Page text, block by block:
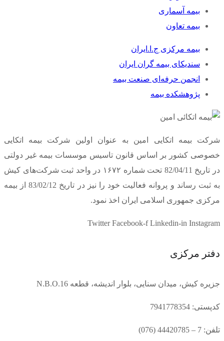
بیمه آسماری
بیمه تعاون
بیمه مرکزی ج.ا.ایران
سندیکای بیمه گران ایران
انجمن حرفه‌ای صنعت بیمه
پژوهشکده بیمه
شرکت بیمه اتکایی امین به‌ عنوان اولین شرکت بیمه اتکایی
خصوصی کشور بر اساس قانون تاسیس موسسات بیمه غیر دولتی
در تاریخ 82/04/11 تحت شماره ۱۶۷۲ در واحد ثبت شرکت‌های کیش
به ثبت رساند و پروانه فعالیت خود را نیز در تاریخ 83/02/12 از بیمه
مرکزی جمهوری اسلامی ایران اخذ نمود.
Twitter Facebook-f Linkedin-in Instagram
دفتر مرکزی
جزیره کیش، میدان سنایی، بلوار اندیشه، قطعه N.B.O.16
کدپستی: 7941778354
تلفن: 7 – 44420785 (076)